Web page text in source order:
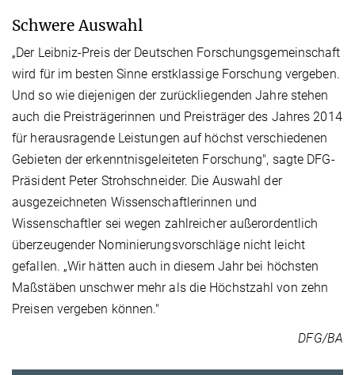
Schwere Auswahl
„Der Leibniz-Preis der Deutschen Forschungsgemeinschaft
wird für im besten Sinne erstklassige Forschung vergeben.
Und so wie diejenigen der zurückliegenden Jahre stehen
auch die Preisträgerinnen und Preisträger des Jahres 2014
für herausragende Leistungen auf höchst verschiedenen
Gebieten der erkenntnisgeleiteten Forschung", sagte DFG-
Präsident Peter Strohschneider. Die Auswahl der
ausgezeichneten Wissenschaftlerinnen und
Wissenschaftler sei wegen zahlreicher außerordentlich
überzeugender Nominierungsvorschläge nicht leicht
gefallen. „Wir hätten auch in diesem Jahr bei höchsten
Maßstäben unschwer mehr als die Höchstzahl von zehn
Preisen vergeben können."
DFG/BA